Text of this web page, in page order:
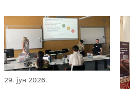
29. јун 2026.